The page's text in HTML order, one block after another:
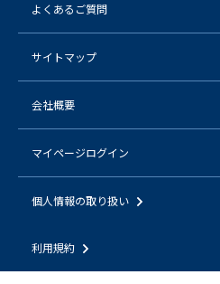
よくあるご質問
サイトマップ
会社概要
マイページログイン
個人情報の取り扱い
利用規約